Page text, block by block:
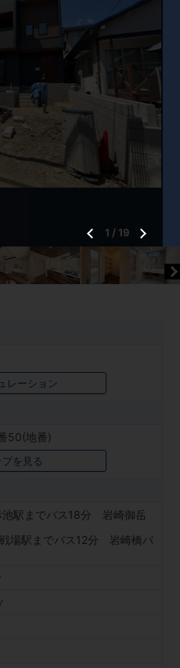
レーション
50(地番)
を見る
池駅までバス18分 岩崎御岳
場駅までバス12分 岩崎橋バ
1 / 19